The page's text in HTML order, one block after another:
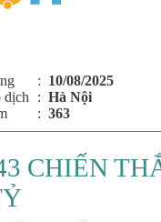
: 10/08/2025
dịch : Hà Nội
: 363
CHIẾN